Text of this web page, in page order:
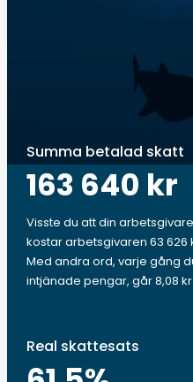
Summa betalad skatt
163 640 kr
Visste du att din
kostar arbetsgivaren 63 626
Med andra ord, varje gång
intjänade pengar, går 8,08
Real skattesats